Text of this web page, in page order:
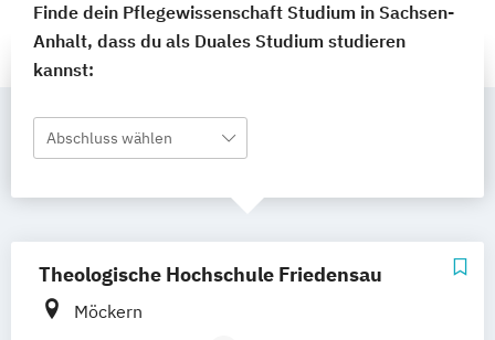
Finde dein Pflegewissenschaft Studium in Sachsen-
Anhalt, dass du als Duales Studium studieren
kannst:
Abschluss wählen
Theologische Hochschule Friedensau
Möckern